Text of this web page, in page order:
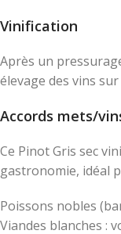
Vinification
Après un
élevage des vins
Accords mets/
Ce Pinot Gris sec
gastronomie, idéal
Poissons nobles
Viandes blanches :